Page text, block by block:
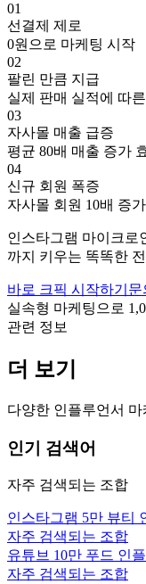
01
선결제 제로
0원으로 마케팅 시작
02
팔린 만큼 지급
실제 판매 실적에 따
03
자사몰 매출 급증
평균 80배 매출 증가
04
신규 회원 폭증
자사몰 회원 10배 증가
인스타그램 마이크로
까지 키우는 똑똑한
바로 크픽 시작하기 문
실속형 마케팅으로
관련 정보
더 보기
다양한 인플루언서
인기 검색어
자주 검색되는 조합
인스타그램 5만 뷰티
자주 검색되는 조합
유튜브 10만 푸드 인
자주 검색되는 조합